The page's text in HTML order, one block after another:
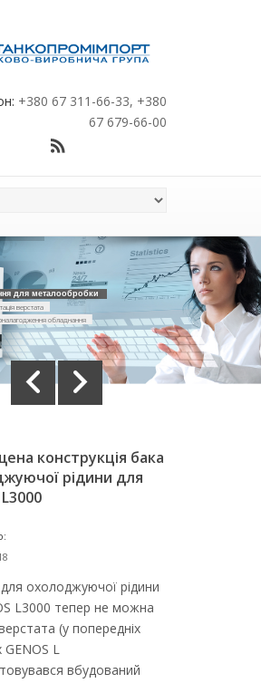
+380 67 311-66-33, +380
67 679-66-00
для металообробки
верстата
обладнання
деталей
конструкція бака
рідини для
охолоджуючої рідини
L3000 тепер не можна
(у попередніх
L
вбудований